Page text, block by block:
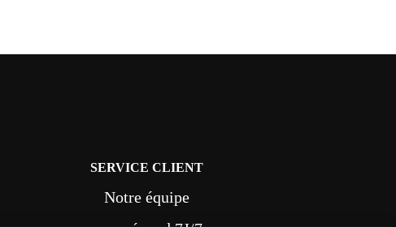
SERVICE CLIENT
Notre équipe